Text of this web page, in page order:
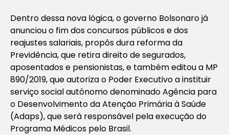
Dentro dessa nova lógica, o governo Bolsonaro já
anunciou o fim dos concursos públicos e dos
reajustes salariais, propôs dura reforma da
Previdência, que retira direito de segurados,
aposentados e pensionistas, e também editou a MP
890/2019, que autoriza o Poder Executivo a instituir
serviço social autônomo denominado Agência para
o Desenvolvimento da Atenção Primária à Saúde
(Adaps), que será responsável pela execução do
Programa Médicos pelo Brasil.